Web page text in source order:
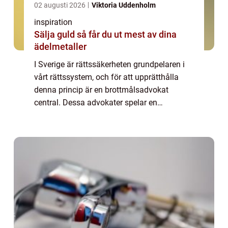
02 augusti 2026 Viktoria Uddenholm
inspiration
Sälja guld så får du ut mest av dina
ädelmetaller
I Sverige är rättssäkerheten grundpelaren i
vårt rättssystem, och för att upprätthålla
denna princip är en brottmålsadvokat
central. Dessa advokater spelar en